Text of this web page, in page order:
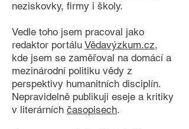
neziskovky, firmy i školy.
Vedle toho jsem pracoval jako
redaktor portálu Vědavýzkum.cz,
kde jsem se zaměřoval na domácí a
mezinárodní politiku vědy z
perspektivy humanitních disciplín.
Nepravidelně publikuji eseje a kritiky
v literárních časopisech.